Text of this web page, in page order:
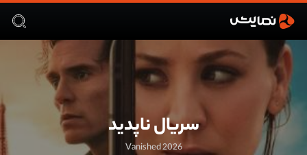
سریال ناپدید
Vanished 2026